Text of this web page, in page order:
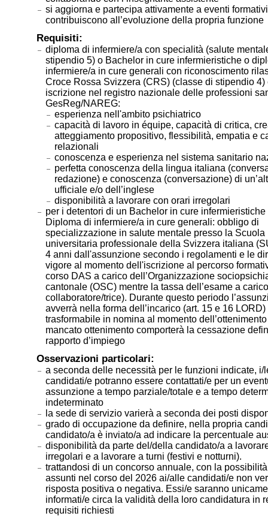
si aggiorna e partecipa attivamente a eventi
contribuiscono all’evoluzione della propria funzione
Requisiti:
diploma di infermiere/a con specialità (salute
stipendio 5) o Bachelor in cure infermieristiche o
infermiere/a in cure generali con riconoscimento
Croce Rossa Svizzera (CRS) (classe di stipendio 4)
iscrizione nel registro nazionale delle professioni
GesReg/NAREG:
esperienza nell'ambito psichiatrico
capacità di lavoro in équipe, capacità di critica,
atteggiamento propositivo, flessibilità, empatia e
relazionali
conoscenza e esperienza nel sistema sanitario
perfetta conoscenza della lingua italiana
redazione) e conoscenza (conversazione) di
ufficiale e/o dell’inglese
disponibilità a lavorare con orari irregolari
per i detentori di un Bachelor in cure infermieristiche
Diploma di infermiere/a in cure generali: obbligo di
specializzazione in salute mentale presso la Scuola
universitaria professionale della Svizzera italiana
4 anni dall'assunzione secondo i regolamenti e le
vigore al momento dell'iscrizione al percorso
corso DAS a carico dell’Organizzazione
cantonale (OSC) mentre la tassa dell’esame a
collaboratore/trice). Durante questo periodo
avverrà nella forma dell’incarico (art. 15 e 16 LORD)
trasformabile in nomina al momento
mancato ottenimento comporterà la cessazione
rapporto d’impiego
Osservazioni particolari:
a seconda delle necessità per le funzioni indicate, i/
candidati/e potranno essere contattati/e per un
assunzione a tempo parziale/totale e a tempo
indeterminato
la sede di servizio varierà a seconda dei posti
grado di occupazione da definire, nella propria
candidato/a è inviato/a ad indicare la percentuale
disponibilità da parte del/della candidato/a a
irregolari e a lavorare a turni (festivi e notturni).
trattandosi di un concorso annuale, con la
assunti nel corso del 2026 ai/alle candidati/e non
risposta positiva o negativa. Essi/e saranno
informati/e circa la validità della loro candidatura in
requisiti richiesti